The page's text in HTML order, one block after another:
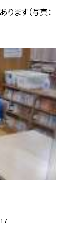
ます（写真：